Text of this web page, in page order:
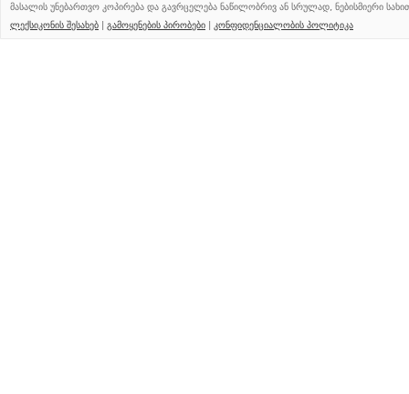
მასალის უნებართვო კოპირება და გავრცელება ნაწილობრივ ან სრულად, ნებისმიერი
ლექსიკონის შესახებ | გამოყენების პირობები | კონფიდენციალობის პოლიტიკა